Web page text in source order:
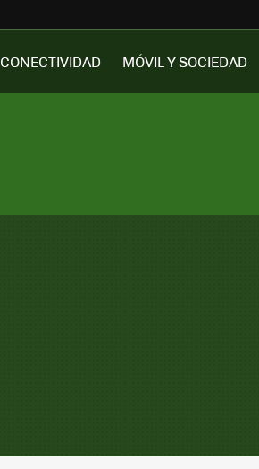
CONECTIVIDAD MÓVIL Y SOCIEDAD